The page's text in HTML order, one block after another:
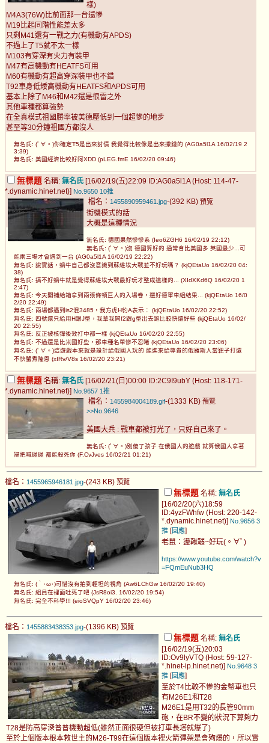
樣)
M4A3(76W)比前面那一台還慘
M19比起同階性能差太多
只剩M41還有一戰之力(有機動有APDS)
不過上了T5就不太一樣
M103有穿深有火力有裝甲
M47有高機動有HEATFS可用
M60有機動有超高穿深裝甲也不錯
T92車身低矮高機動有HEATFS和APDS可用
基本上除了M46和M42還是很雷之外
其他車種都算強勢
在全真模式祖國勝率被美德壓低到一個超慘的地步
甚至等30分鐘祖國方都沒人
無名氏: (ﾟ∀。)你確定T5是出來討債 我覺得比較像是出來撒錢的 (AG0a5l1A 16/02/19 2
3:39)
無名氏: 美國經濟比較好阿XDD (pLEG.fmE 16/02/20 09:46)
無標題 名稱: 無名氏 [16/02/19(五)22:09 ID:AG0a5l1A (Host: 114-47-
*.dynamic.hinet.net)] No.9650 10推
檔名： 1455890959461.jpg-(392 KB) 預覽
街機模式的話
大概是這種情況
無名氏: 德國果然慘慘系 (Ieo6ZGH6 16/02/19 22:12)
無名氏: (ﾟ∀。)沒 德國算好的 通常會比美國多 英國最少...可
能兩三場才會遇到一台 (AG0a5l1A 16/02/19 22:22)
無名氏: 說實話，蝸牛自己都沒意識到蘇維埃大戰並不好玩嗎？ (kjQEtaUo 16/02/20 04:
38)
無名氏: 搞不好蝸牛就是覺得蘇維埃大戰最好玩才整成這樣的... (XIdXKd6Q 16/02/20 1
2:47)
無名氏: 今天開補給箱拿到兩張條頓巨人的入場卷，選好德軍車組結果... (kjQEtaUo 16/0
2/20 22:49)
無名氏: 兩場都遇到is2混3485，我方虎H豹A表示： (kjQEtaUo 16/02/20 22:52)
無名氏: 四號還只給用H跟J型，我草我開f2跟g型出去跑比較快還好些 (kjQEtaUo 16/02/
20 22:55)
無名氏: 反正被核彈後效打中都一樣 (kjQEtaUo 16/02/20 22:55)
無名氏: 不過還是比米國好些，那車種名單慘不忍睹 (kjQEtaUo 16/02/20 23:06)
無名氏: (ﾟ∀。)這遊戲本來就是設計給俄國人玩的 能進來給尊貴的俄羅斯人當靶子打還
不快蟹煮隆恩 (xIRv/V8s 16/02/20 23:21)
無標題 名稱: 無名氏 [16/02/21(日)00:00 ID:2C9I9ubY (Host: 118-171-
*.dynamic.hinet.net)] No.9657 1推
檔名： 1455984004189.gif-(1333 KB) 預覽
>>No.9646
美國大兵 : 戰車都被打光了，只好自己來了。
無名氏: (ﾟ∀。)別傻了孩子 在俄國人的遊戲 就算俄國人拿著
掃把喊碰碰 都能殺死你 (F.CvJves 16/02/21 01:21)
檔名： 1455965946181.jpg-(243 KB) 預覽
無標題 名稱: 無名氏
[16/02/20(六)18:59
ID:4yzFWhfw (Host: 220-142-
*.dynamic.hinet.net)] No.9656 3
推 [ 回應]
老鼠：盪鞦韆~好玩(。∀ﾟ)
https://www.youtube.com/watch?v
=FQmEuNub3HQ
無名氏: (｀･ω･)可惜沒有拍到輕坦的視角 (Aw6LChGw 16/02/20 19:40)
無名氏: 組員在裡面吐死了吧 (JsR8oi3. 16/02/20 19:54)
無名氏: 完全不科學!!! (eioSVQpY 16/02/20 23:46)
檔名： 1455883438353.jpg-(1396 KB) 預覽
無標題 名稱: 無名氏
[16/02/19(五)20:03
ID:Ov9lyVTQ (Host: 59-127-
*.hinet-ip.hinet.net)] No.9648 3
推 [ 回應]
至於T4比較不慘的金幣車也只
有M26E1和T28
M26E1是用T32的長管90mm
砲，在BR不變的狀況下算夠力
T28是防高穿深普普機動超低(雖然正面很硬但被打車長塔就爆了)
至於上個版本根本救世主的M26-T99在這個版本裡火箭彈架是會殉爆的，所以實